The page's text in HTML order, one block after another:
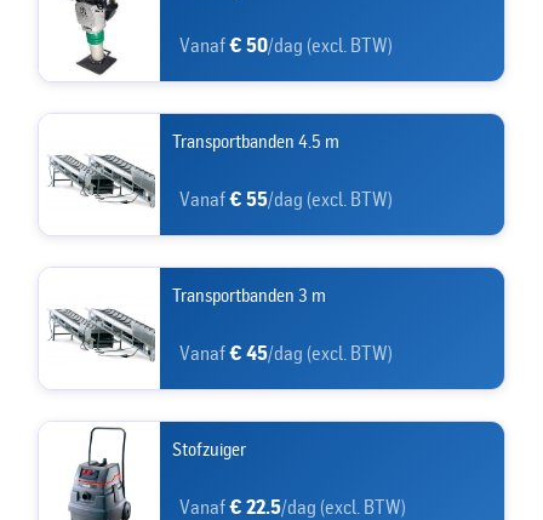
Vanaf€ 50/dag (excl. BTW)
Transportbanden 4.5 m
Vanaf€ 55/dag (excl. BTW)
Transportbanden 3 m
Vanaf€ 45/dag (excl. BTW)
Stofzuiger
Vanaf€ 22.5/dag (excl. BTW)